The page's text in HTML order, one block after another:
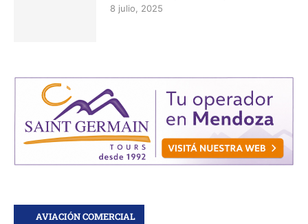
8 julio, 2025
AVIACIÓN COMERCIAL